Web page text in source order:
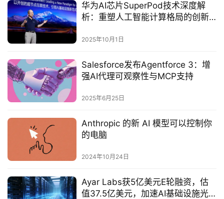
华为AI芯片SuperPod技术深度解
析：重塑人工智能计算格局的创新
2025年10月1日
Salesforce发布Agentforce 3：增
强AI代理可观察性与MCP支持
2025年6月25日
Anthropic 的新 AI 模型可以控制你
的电脑
2024年10月24日
Ayar Labs获5亿美元E轮融资，估
值37.5亿美元，加速AI基础设施光